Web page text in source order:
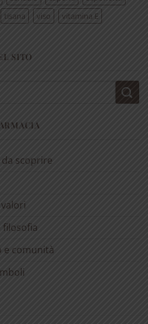
tisana viso vitamina E
SITO
scoprire
filosofia
e comunità